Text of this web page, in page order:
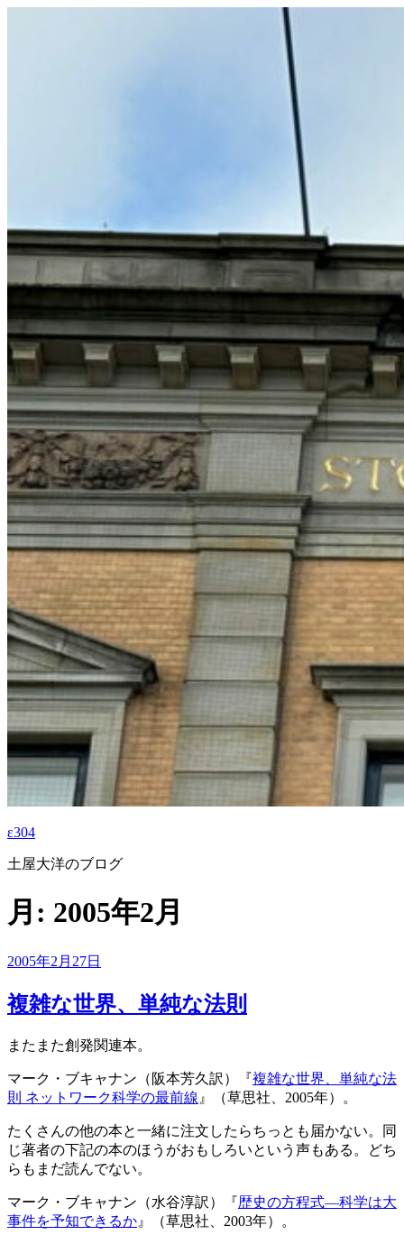
ε304
土屋大洋のブログ
月: 2005年2月
投
日:
2005年2月27日
複雑な世界、単純な法則
またまた創発関連本。
マーク・ブキャナン（阪本芳久訳）『複雑な世界、単純な法
則 ネットワーク科学の最前線 』（草思社、2005年）。
たくさんの他の本と一緒に注文したらちっとも届かない。同
じ著者の下記の本のほうがおもしろいという声もある。どち
らもまだ読んでない。
マーク・ブキャナン（水谷淳訳）『歴史の方程式—科学は大
事件を予知できるか 』（草思社、2003年）。